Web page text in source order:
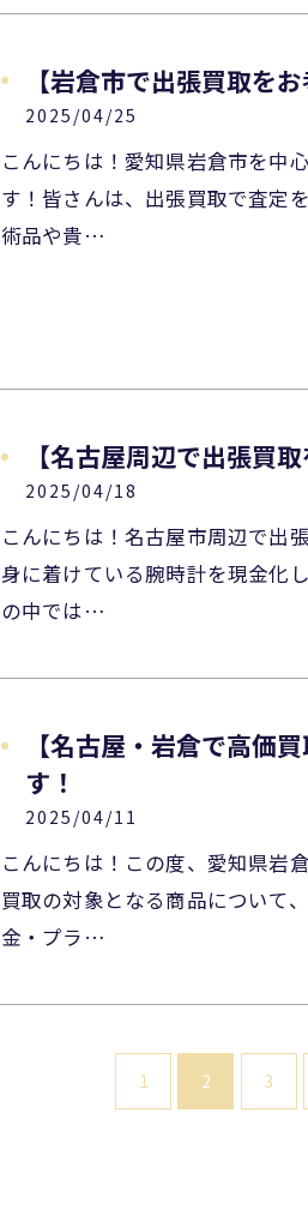
【岩倉市で出張買取を
2025/04/25
こんにちは！愛知県岩倉市を中
す！皆さんは、出張買取で査定
術品や貴…
【名古屋周辺で出張買
2025/04/18
こんにちは！名古屋市周辺で出
身に着けている腕時計を現金化
の中では…
【名古屋・岩倉で高価
す！
2025/04/11
こんにちは！この度、愛知県岩
買取の対象となる商品について
金・プラ…
1 2 3